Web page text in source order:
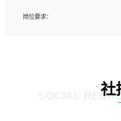
岗位要求：
4、掌握DevOps思想、方法和流程。
5、掌握常见中间件配置与优化，如
社
SOCIAL